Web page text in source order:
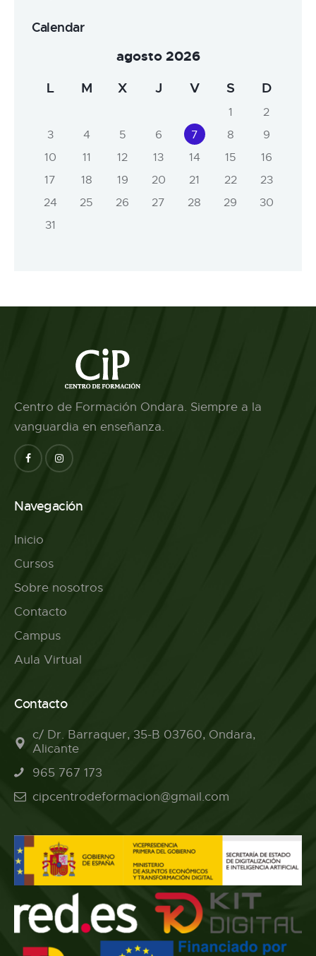
Calendar
agosto 2026
L
M X J V S D
1
2
3
4 5 6 7 8
9
10
11 12 13 14 15
16
17
18 19 20 21 22
23
24
25 26 27 28 29
30
31
Centro de Formación Ondara. Siempre a la
vanguardia en enseñanza.
Navegación
Inicio
Cursos
Sobre nosotros
Contacto
Campus
Aula Virtual
Contacto
c/ Dr. Barraquer, 35-B 03760, Ondara,
Alicante
965 767 173
cipcentrodeformacion@gmail.com